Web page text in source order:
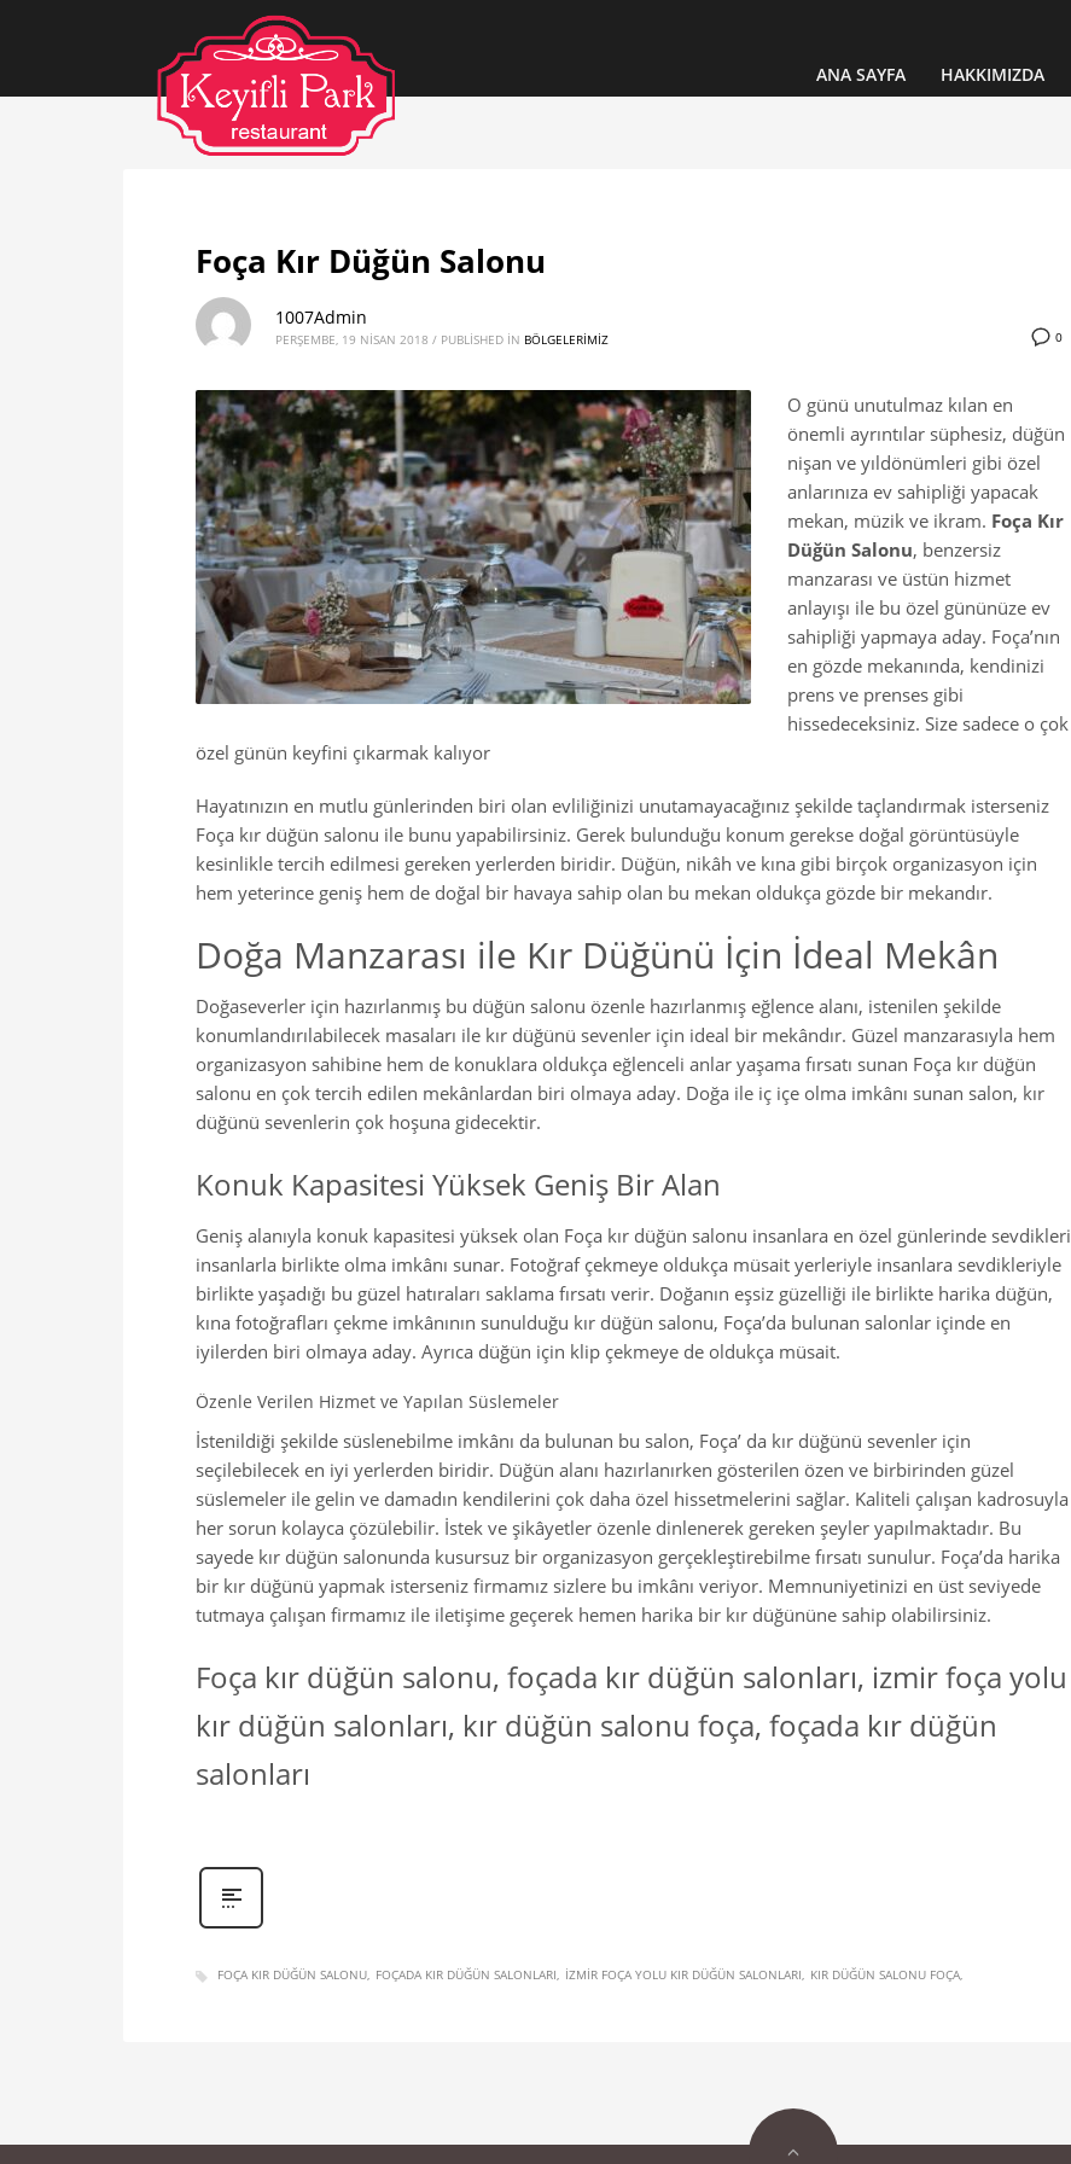
ANA SAYFA HAKKIMIZDA
Foça Kır Düğün Salonu
0
1007Admin
PERŞEMBE, 19 NISAN 2018 / PUBLISHED IN BÖLGELERIMIZ
O günü unutulmaz kılan en
önemli ayrıntılar süphesiz, düğün
nişan ve yıldönümleri gibi özel
anlarınıza ev sahipliği yapacak
mekan, müzik ve ikram. Foça Kır
Düğün Salonu, benzersiz
manzarası ve üstün hizmet
anlayışı ile bu özel gününüze ev
sahipliği yapmaya aday. Foça’nın
en gözde mekanında, kendinizi
prens ve prenses gibi
hissedeceksiniz. Size sadece o çok
özel günün keyfini çıkarmak kalıyor
Hayatınızın en mutlu günlerinden biri olan evliliğinizi unutamayacağınız şekilde taçlandırmak isterseniz
Foça kır düğün salonu ile bunu yapabilirsiniz. Gerek bulunduğu konum gerekse doğal görüntüsüyle
kesinlikle tercih edilmesi gereken yerlerden biridir. Düğün, nikâh ve kına gibi birçok organizasyon için
hem yeterince geniş hem de doğal bir havaya sahip olan bu mekan oldukça gözde bir mekandır.
Doğa Manzarası ile Kır Düğünü İçin İdeal Mekân
Doğaseverler için hazırlanmış bu düğün salonu özenle hazırlanmış eğlence alanı, istenilen şekilde
konumlandırılabilecek masaları ile kır düğünü sevenler için ideal bir mekândır. Güzel manzarasıyla hem
organizasyon sahibine hem de konuklara oldukça eğlenceli anlar yaşama fırsatı sunan Foça kır düğün
salonu en çok tercih edilen mekânlardan biri olmaya aday. Doğa ile iç içe olma imkânı sunan salon, kır
düğünü sevenlerin çok hoşuna gidecektir.
Konuk Kapasitesi Yüksek Geniş Bir Alan
Geniş alanıyla konuk kapasitesi yüksek olan Foça kır düğün salonu insanlara en özel günlerinde sevdikleri
insanlarla birlikte olma imkânı sunar. Fotoğraf çekmeye oldukça müsait yerleriyle insanlara sevdikleriyle
birlikte yaşadığı bu güzel hatıraları saklama fırsatı verir. Doğanın eşsiz güzelliği ile birlikte harika düğün,
kına fotoğrafları çekme imkânının sunulduğu kır düğün salonu, Foça’da bulunan salonlar içinde en
iyilerden biri olmaya aday. Ayrıca düğün için klip çekmeye de oldukça müsait.
Özenle Verilen Hizmet ve Yapılan Süslemeler
İstenildiği şekilde süslenebilme imkânı da bulunan bu salon, Foça’ da kır düğünü sevenler için
seçilebilecek en iyi yerlerden biridir. Düğün alanı hazırlanırken gösterilen özen ve birbirinden güzel
süslemeler ile gelin ve damadın kendilerini çok daha özel hissetmelerini sağlar. Kaliteli çalışan kadrosuyla
her sorun kolayca çözülebilir. İstek ve şikâyetler özenle dinlenerek gereken şeyler yapılmaktadır. Bu
sayede kır düğün salonunda kusursuz bir organizasyon gerçekleştirebilme fırsatı sunulur. Foça’da harika
bir kır düğünü yapmak isterseniz firmamız sizlere bu imkânı veriyor. Memnuniyetinizi en üst seviyede
tutmaya çalışan firmamız ile iletişime geçerek hemen harika bir kır düğününe sahip olabilirsiniz.
Foça kır düğün salonu, foçada kır düğün salonları, izmir foça yolu
kır düğün salonları, kır düğün salonu foça, foçada kır düğün
salonları
FOÇA KIR DÜĞÜN SALONU FOÇADA KIR DÜĞÜN SALONLARI IZMIR FOÇA YOLU KIR DÜĞÜN SALONLARI KIR DÜĞÜN SALONU FOÇA